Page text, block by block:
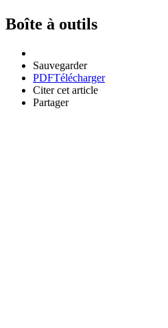
Boîte à outils
Sauvegarder
PDFTélécharger
Citer cet article
Partager